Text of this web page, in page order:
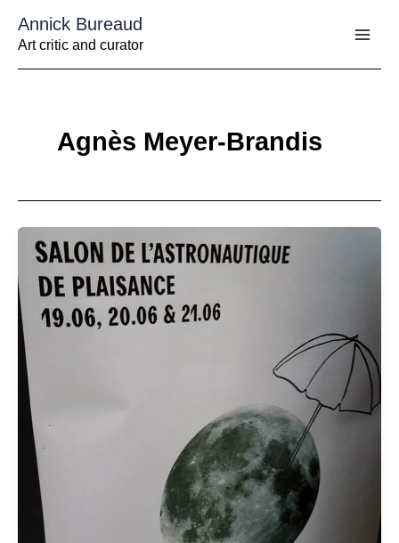
contenu
Annick Bureaud
Art critic and curator
Agnès Meyer-Brandis